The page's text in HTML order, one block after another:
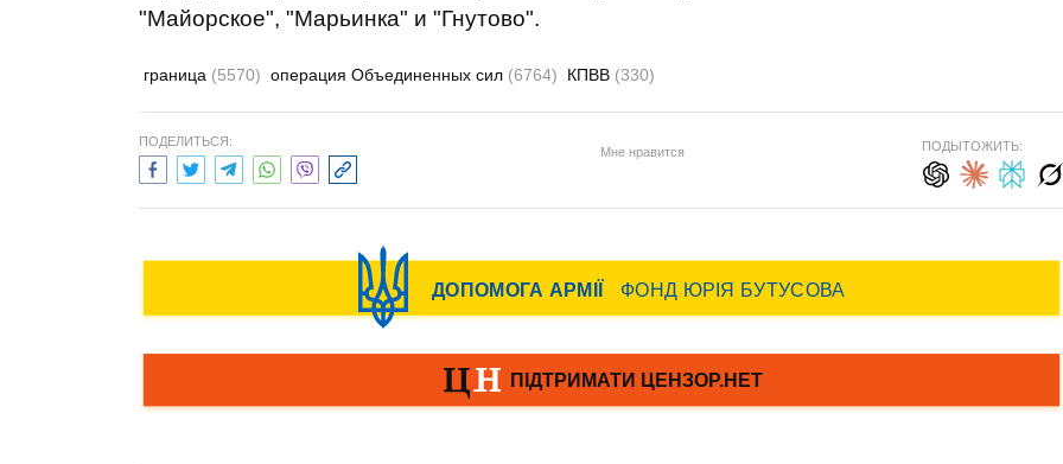
"Майорское", "Марьинка" и "Гнутово".
граница (5570) операция Объединенных сил (6764) КПВВ (330)
ПОДЕЛИТЬСЯ:
Мне нравится ПОДЫТОЖИТЬ: